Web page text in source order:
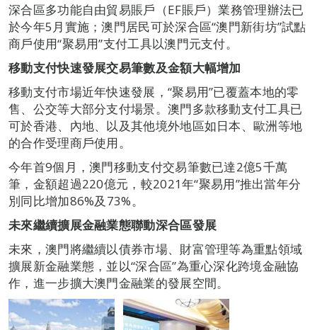
深合區多功能自由貿易賬戶（EF賬戶）業務管理辦法已
於今年5月實施；澳門居民可於深合區“澳門新街坊”試點
商戶使用“聚易用”支付工具以澳門元支付。
移動支付快速發展交易筆數及金額大幅增加
移動支付市場近年快速發展，“聚易用”已覆蓋本地的零
售、公交等大部分支付場景。澳門多款移動支付工具已
可於香港、內地、以及其他境外地區如日本、歐洲等地
的合作受理商戶使用。
今年首9個月，澳門移動支付交易筆數已達2億5千萬
筆，金額超過220億元，較2021年“聚易用”推出當年分
別同比增加86%及73%。
未來繼續擴展金融業態聯動深合區發展
未來，澳門將繼續以債券市場、財富管理等為重點領域
擴展新金融業態，並以“深合區”為重心深化跨境金融協
作，進一步擴大澳門金融業的發展空間。